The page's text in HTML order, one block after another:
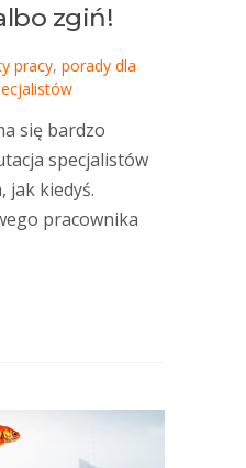
zgiń!
pracy, porady dla
się bardzo
specjalistów
jak kiedyś.
pracownika